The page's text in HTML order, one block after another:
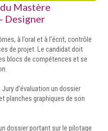
Mastère
Designer
à l’oral et à l'écrit, contrôle
de projet. Le candidat doit
blocs de compétences et se
d’évaluation un dossier
planches graphiques de son
dossier portant sur le pilotage